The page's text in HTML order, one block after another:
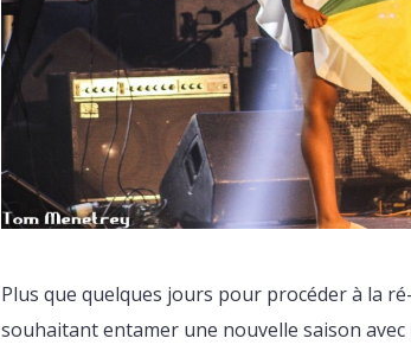
Plus que quelques jours pour procéder à la
souhaitant entamer une nouvelle saison avec